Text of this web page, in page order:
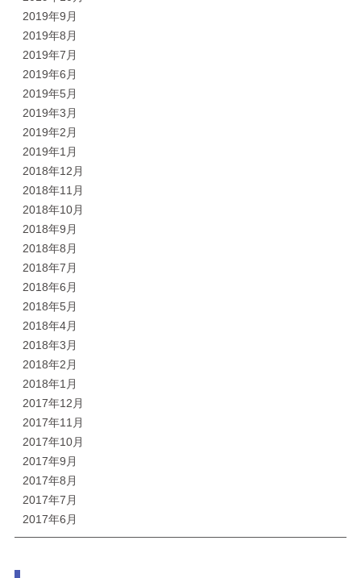
2019年9月
2019年8月
2019年7月
2019年6月
2019年5月
2019年3月
2019年2月
2019年1月
2018年12月
2018年11月
2018年10月
2018年9月
2018年8月
2018年7月
2018年6月
2018年5月
2018年4月
2018年3月
2018年2月
2018年1月
2017年12月
2017年11月
2017年10月
2017年9月
2017年8月
2017年7月
2017年6月